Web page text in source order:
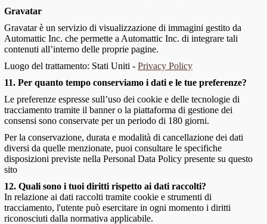
Gravatar
Gravatar è un servizio di visualizzazione di immagini gestito da
Automattic Inc. che permette a Automattic Inc. di integrare tali
contenuti all’interno delle proprie pagine.
Luogo del trattamento: Stati Uniti - Privacy Policy
11. Per quanto tempo conserviamo i dati e le tue preferenze?
Le preferenze espresse sull’uso dei cookie e delle tecnologie di
tracciamento tramite il banner o la piattaforma di gestione dei
consensi sono conservate per un periodo di 180 giorni.
Per la conservazione, durata e modalità di cancellazione dei dati
diversi da quelle menzionate, puoi consultare le specifiche
disposizioni previste nella Personal Data Policy presente su questo
sito
12. Quali sono i tuoi diritti rispetto ai dati raccolti?
In relazione ai dati raccolti tramite cookie e strumenti di
tracciamento, l'utente può esercitare in ogni momento i diritti
riconosciuti dalla normativa applicabile.